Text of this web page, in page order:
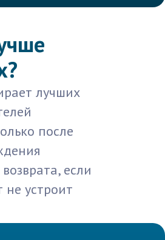
лучших
после
если
не устроит